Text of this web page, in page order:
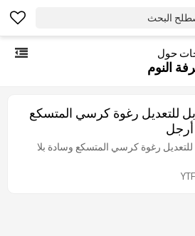
البحث
حول
النوم
للتعديل رغوة كرسي المتسكع
أرجل
رغوة كرسي المتسكع وسادة بلا